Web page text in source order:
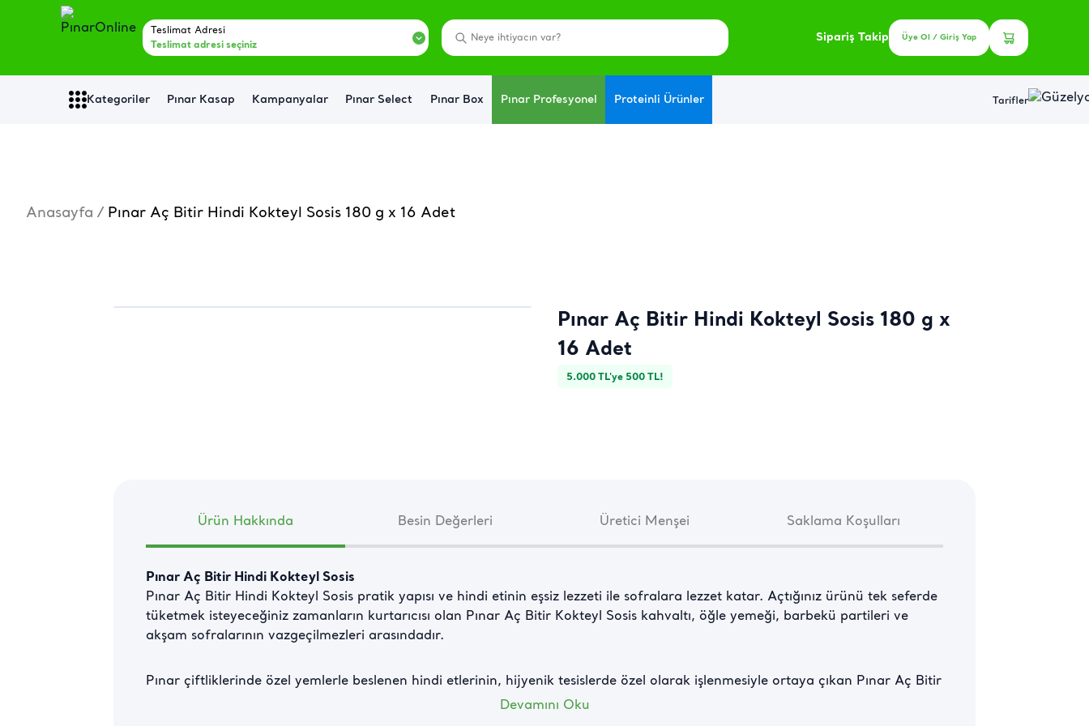
Teslimat Adresi
Teslimat adresi seçiniz
Sipariş Takip Üye Ol / Giriş Yap
Kategoriler Pınar Kasap Kampanyalar Pınar Select Pınar Box Pınar Profesyonel Proteinli Ürünler Tarifler
Anasayfa / Pınar Aç Bitir Hindi Kokteyl Sosis 180 g x 16 Adet
Pınar Aç Bitir Hindi Kokteyl Sosis 180 g x
16 Adet
5.000 TL'ye 500 TL!
Ürün Hakkında Besin Değerleri Üretici Menşei Saklama Koşulları
Pınar Aç Bitir Hindi Kokteyl Sosis
Pınar Aç Bitir Hindi Kokteyl Sosis pratik yapısı ve hindi etinin eşsiz lezzeti ile sofralara lezzet katar. Açtığınız ürünü tek seferde
tüketmek isteyeceğiniz zamanların kurtarıcısı olan Pınar Aç Bitir Kokteyl Sosis kahvaltı, öğle yemeği, barbekü partileri ve
akşam sofralarının vazgeçilmezleri arasındadır.
Pınar çiftliklerinde özel yemlerle beslenen hindi etlerinin, hijyenik tesislerde özel olarak işlenmesiyle ortaya çıkan Pınar Aç Bitir
Devamını Oku